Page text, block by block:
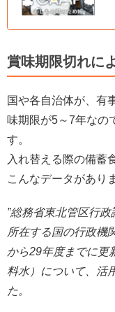
賞味期限切れに
国や各自治体が、有
味期限が5～7年なの
す。
入れ替える際の備蓄
こんなデータがあり
”総務省東北管区行
所在する国の行政機
から29年度までに更
料水）について、活
た。